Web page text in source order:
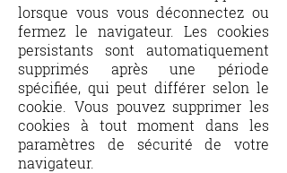
lorsque vous vous déconnectez ou
fermez le navigateur. Les cookies
persistants sont automatiquement
supprimés après une période
spécifiée, qui peut différer selon le
cookie. Vous pouvez supprimer les
cookies à tout moment dans les
paramètres de sécurité de votre
navigateur.